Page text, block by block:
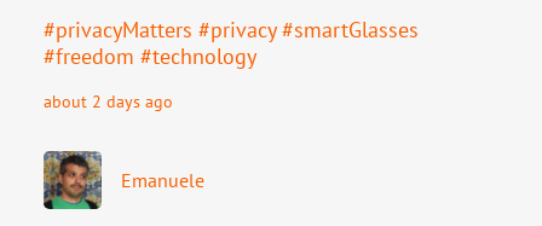
#privacyMatters #privacy #smartGlasses
#freedom #technology
about 2 days ago
Emanuele